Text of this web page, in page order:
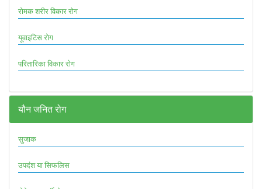
रोमक शरीर विकार रोग
यूवाइटिस रोग
परितारिका विकार रोग
यौन जनित रोग
सुजाक
उपदंश या सिफलिस